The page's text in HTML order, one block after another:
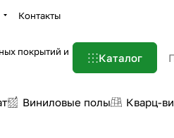
Контакты
покрытий и
Каталог
Виниловые полы Кварц-